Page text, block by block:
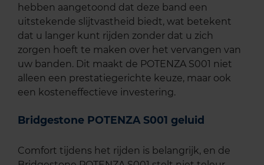
hebben aangetoond dat deze band een
uitstekende slijtvastheid biedt, wat betekent
dat u langer kunt rijden zonder dat u zich
zorgen hoeft te maken over het vervangen van
uw banden. Dit maakt de POTENZA S001 niet
alleen een prestatiegerichte keuze, maar ook
een kosteneffectieve investering.
Bridgestone POTENZA S001 geluid
Comfort tijdens het rijden is belangrijk, en de